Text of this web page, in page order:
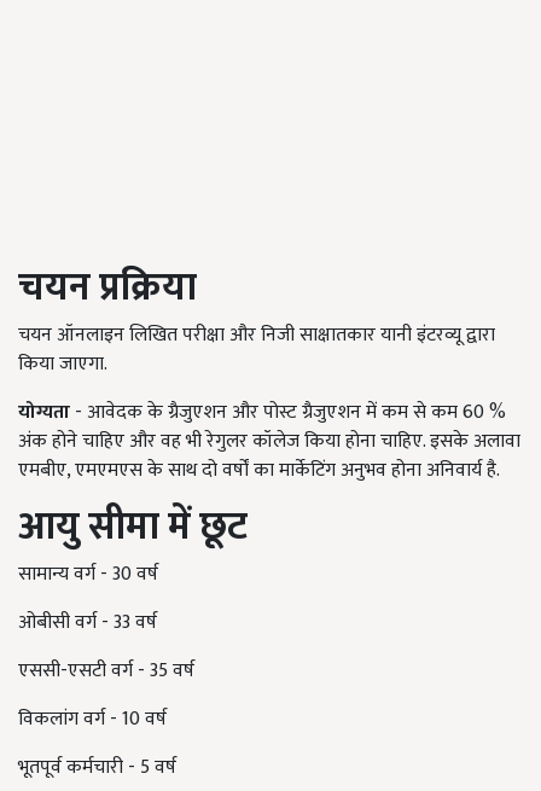
चयन प्रक्रिया
चयन ऑनलाइन लिखित परीक्षा और निजी साक्षातकार यानी इंटरव्यू द्वारा
किया जाएगा.
योग्यता- आवेदक के ग्रैजुएशन और पोस्ट ग्रैजुएशन में कम से कम 60 %
अंक होने चाहिए और वह भी रेगुलर कॉलेज किया होना चाहिए. इसके अलावा
एमबीए, एमएमएस के साथ दो वर्षों का मार्केटिंग अनुभव होना अनिवार्य है.
आयु सीमा में छूट
सामान्य वर्ग - 30 वर्ष
ओबीसी वर्ग - 33 वर्ष
एससी-एसटी वर्ग - 35 वर्ष
विकलांग वर्ग - 10 वर्ष
भूतपूर्व कर्मचारी - 5 वर्ष